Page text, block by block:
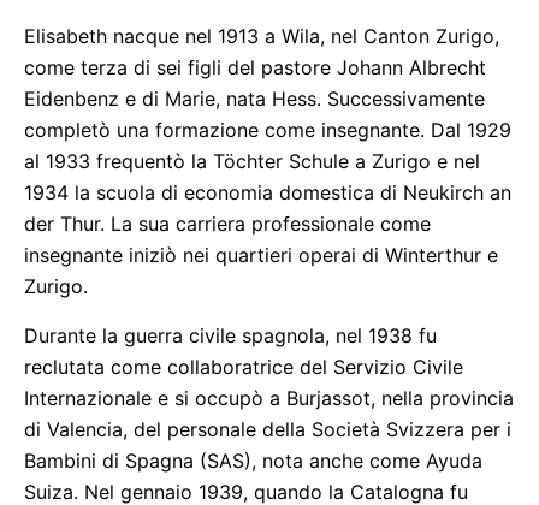
Elisabeth nacque nel 1913 a Wila, nel Canton Zurigo,
come terza di sei figli del pastore Johann Albrecht
Eidenbenz e di Marie, nata Hess. Successivamente
completò una formazione come insegnante. Dal 1929
al 1933 frequentò la Töchter Schule a Zurigo e nel
1934 la scuola di economia domestica di Neukirch an
der Thur. La sua carriera professionale come
insegnante iniziò nei quartieri operai di Winterthur e
Zurigo.
Durante la guerra civile spagnola, nel 1938 fu
reclutata come collaboratrice del Servizio Civile
Internazionale e si occupò a Burjassot, nella provincia
di Valencia, del personale della Società Svizzera per i
Bambini di Spagna (SAS), nota anche come Ayuda
Suiza. Nel gennaio 1939, quando la Catalogna fu